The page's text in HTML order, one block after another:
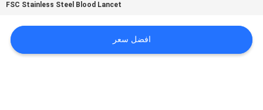
اتصل
FSC Stainless Steel Blood Lancet
افضل سعر